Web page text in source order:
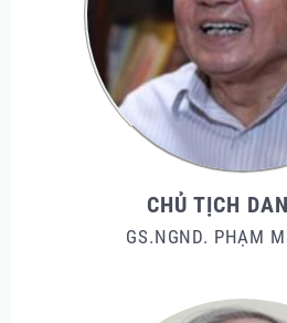
CHỦ TỊCH
GS.NGND. PHẠM